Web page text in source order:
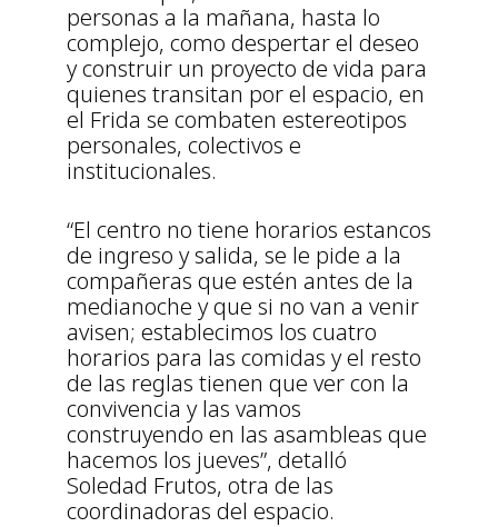
personas a la mañana, hasta lo
complejo, como despertar el deseo
y construir un proyecto de vida para
quienes transitan por el espacio, en
el Frida se combaten estereotipos
personales, colectivos e
institucionales.
“El centro no tiene horarios estancos
de ingreso y salida, se le pide a la
compañeras que estén antes de la
medianoche y que si no van a venir
avisen; establecimos los cuatro
horarios para las comidas y el resto
de las reglas tienen que ver con la
convivencia y las vamos
construyendo en las asambleas que
hacemos los jueves”, detalló
Soledad Frutos, otra de las
coordinadoras del espacio.